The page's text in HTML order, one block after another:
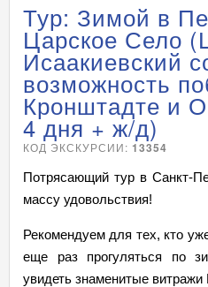
Тур: Зимой в
Царское Село
Исаакиевский
возможность
Кронштадте и
4 дня + ж/д)
КОД ЭКСКУРСИИ: 13354
Потрясающий тур в Санкт-
массу удовольствия!
Рекомендуем для тех, кто
еще раз прогуляться по
увидеть знаменитые витражи